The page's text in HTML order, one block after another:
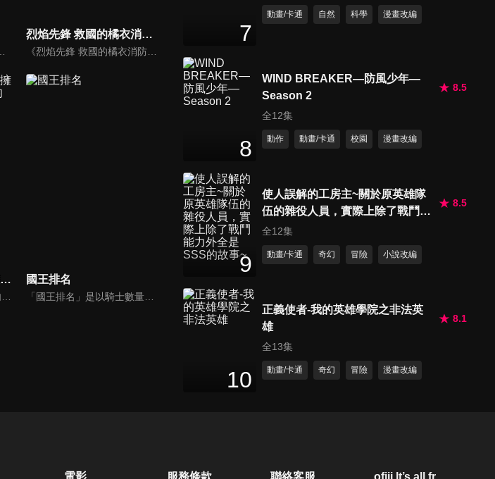
烈焰先鋒 救國的橘衣消防員
《烈焰先鋒 救國的橘衣消防員》是《火線先鋒大吾（め組の大吾）》之續作，本作由另一位新的「大吾」十朱大吾擔任主角。他與斧田駿、中村雪以及其他伙伴通過了「特別技術研修」，正式成為救助隊成員，將前往火災現場拯救傷患與受困的民眾。
最強肉盾的迷宮攻略～擁有稀少技能體力9999的肉盾，被勇者隊伍辭退了～
擁有歷代最高體力(護盾)的肉盾,路德為了找尋奇蹟秘寶治療心愛妹妹的病一直以來不斷地攻略迷宮。不過,所屬隊伍的勇者個性蠻橫,將路德從冒險隊伍裡面辭退了。原因是路德身上有個未知技能,勇者宣稱這個技能會扯隊伍後腿,甚至還說這是一個垃圾技能...... 不過最後卻證明了那不是垃圾技能,而是一個強悍技能!憑藉著9999護盾與強悍技能於一身的最強肉盾,路德的第一章冒險故事揭幕!
國王排名
「國王排名」是以騎士數量、國民人口、城鎮發展，以及國王本人是否像勇者一樣強大，綜合以上條件來評價各國國王的排行榜。「你想要成為全世界最棒的國王？」伯斯王國的大王子波吉，天生就聽不見、話也說不好、身體孱弱得舉不起劍，即使如此，他仍然想完成與母親的約定。這樣的堅強與執著也感動了影子一族的卡克，他決定支持波吉，並成為波吉第一個朋友！
25分鐘
7
動畫/卡通 自然 科學 漫畫改編
8
WIND BREAKER—防風少年—
Season 2
8.5
全12集
動作 動畫/卡通 校園 漫畫改編
9
使人誤解的工房主~關於原英雄隊
伍的雜役人員，實際上除了戰鬥能
力外全是SSS的故事~
8.5
全12集
動畫/卡通 奇幻 冒險 小說改編
10
正義使者-我的英雄學院之非法英
雄
8.1
全13集
動畫/卡通 奇幻 冒險 漫畫改編
電影 服務條款 聯絡客服